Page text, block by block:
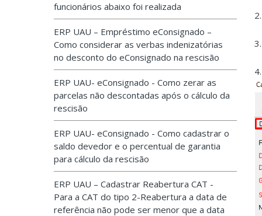
funcionários abaixo foi realizada
ERP UAU – Empréstimo eConsignado –
Como considerar as verbas indenizatórias
no desconto do eConsignado na rescisão
ERP UAU- eConsignado - Como zerar as
parcelas não descontadas após o cálculo da
rescisão
ERP UAU- eConsignado - Como cadastrar o
saldo devedor e o percentual de garantia
para cálculo da rescisão
ERP UAU – Cadastrar Reabertura CAT -
Para a CAT do tipo 2-Reabertura a data de
referência não pode ser menor que a data